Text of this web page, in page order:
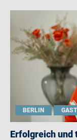
BERLIN
Erfolgreich und